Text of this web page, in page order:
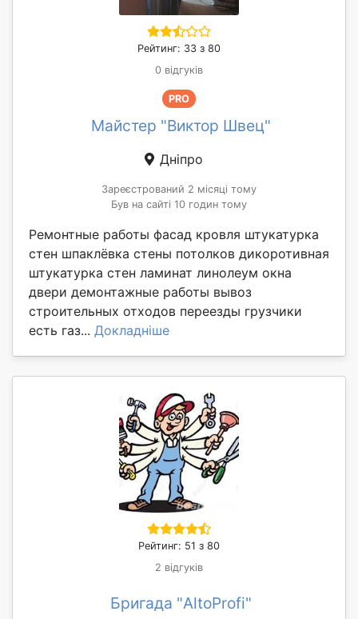
Рейтинг: 33 з 80
0 відгуків
PRO
Майстер "Виктор Швец"
Дніпро
Зареєстрований 2 місяці тому
Був на сайті 10 годин тому
Ремонтные работы фасад кровля штукатурка
стен шпаклёвка стены потолков дикоротивная
штукатурка стен ламинат линолеум окна
двери демонтажные работы вывоз
строительных отходов переезды грузчики
есть газ... Докладніше
Рейтинг: 51 з 80
2 відгуків
Бригада "AltoProfi"